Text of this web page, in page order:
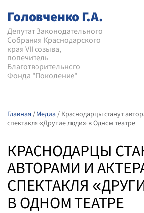
Головченко Г.А.
Депутат Законодательного
Собрания Краснодарского
края VII созыва,
попечитель
Благотворительного
Фонда "Поколение"
Главная / Медиа / Краснодарцы станут
спектакля «Другие люди» в Одном театре
КРАСНОДАРЦЫ
АВТОРАМИ И
СПЕКТАКЛЯ
В ОДНОМ ТЕАТРЕ